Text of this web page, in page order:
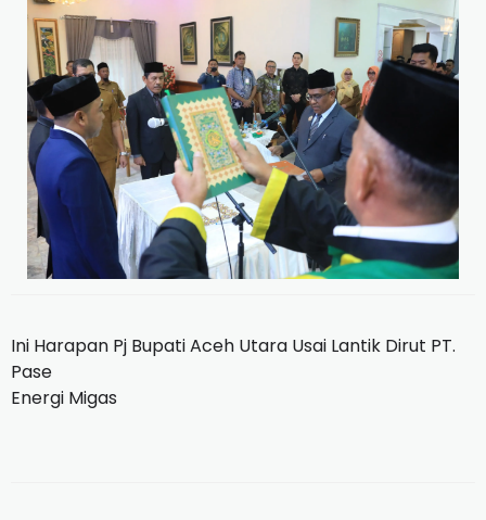
Ini Harapan Pj Bupati Aceh Utara Usai Lantik Dirut PT.
Pase
Energi Migas